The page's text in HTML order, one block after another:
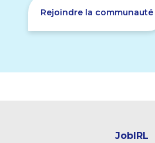
Rejoindre la communauté
JobIRL